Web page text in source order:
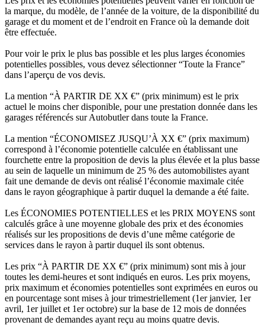
la marque, du modèle, de l’année de la voiture, de la disponibilité du
garage et du moment et de l’endroit en France où la demande doit
être effectuée.
Pour voir le prix le plus bas possible et les plus larges économies
potentielles possibles, vous devez sélectionner “Toute la France”
dans l’aperçu de vos devis.
La mention “À PARTIR DE XX €” (prix minimum) est le prix
actuel le moins cher disponible, pour une prestation donnée dans les
garages référencés sur Autobutler dans toute la France.
La mention “ÉCONOMISEZ JUSQU’À XX €” (prix maximum)
correspond à l’économie potentielle calculée en établissant une
fourchette entre la proposition de devis la plus élevée et la plus basse
au sein de laquelle un minimum de 25 % des automobilistes ayant
fait une demande de devis ont réalisé l’économie maximale citée
dans le rayon géographique à partir duquel la demande a été faite.
Les ÉCONOMIES POTENTIELLES et les PRIX MOYENS sont
calculés grâce à une moyenne globale des prix et des économies
réalisés sur les propositions de devis d’une même catégorie de
services dans le rayon à partir duquel ils sont obtenus.
Les prix “À PARTIR DE XX €” (prix minimum) sont mis à jour
toutes les demi-heures et sont indiqués en euros. Les prix moyens,
prix maximum et économies potentielles sont exprimées en euros ou
en pourcentage sont mises à jour trimestriellement (1er janvier, 1er
avril, 1er juillet et 1er octobre) sur la base de 12 mois de données
provenant de demandes ayant reçu au moins quatre devis.